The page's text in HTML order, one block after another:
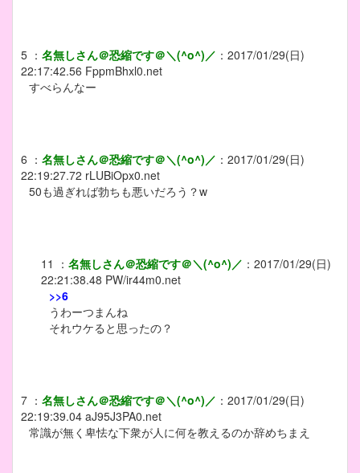
5 ： 名無しさん＠恐縮です＠＼(^o^)／ ： 2017/01/29(日)
22:17:42.56 FppmBhxl0.net
すべらんなー
6 ： 名無しさん＠恐縮です＠＼(^o^)／ ： 2017/01/29(日)
22:19:27.72 rLUBiOpx0.net
50も過ぎれば勃ちも悪いだろう？w
11 ： 名無しさん＠恐縮です＠＼(^o^)／ ： 2017/01/29(日)
22:21:38.48 PW/ir44m0.net
>>6
うわーつまんね
それウケると思ったの？
7 ： 名無しさん＠恐縮です＠＼(^o^)／ ： 2017/01/29(日)
22:19:39.04 aJ95J3PA0.net
常識が無く卑怯な下衆が人に何を教えるのか辞めちまえ